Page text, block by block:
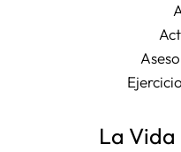
La Vida